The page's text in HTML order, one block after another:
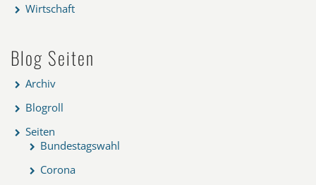
Wirtschaft
Blog Seiten
Archiv
Blogroll
Seiten
Bundestagswahl
Corona